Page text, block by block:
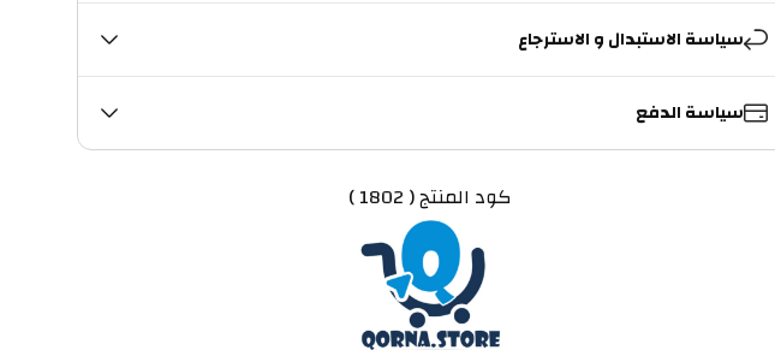
سياسة الاستبدال و الاسترجاع
سياسة الدفع
كود المنتج ( 1802 )